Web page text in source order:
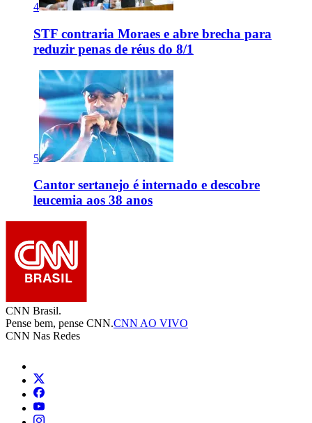
4
STF contraria Moraes e abre brecha para
reduzir penas de réus do 8/1
5
Cantor sertanejo é internado e descobre
leucemia aos 38 anos
CNN Brasil.
Pense bem, pense CNN.CNN AO VIVO
CNN Nas Redes